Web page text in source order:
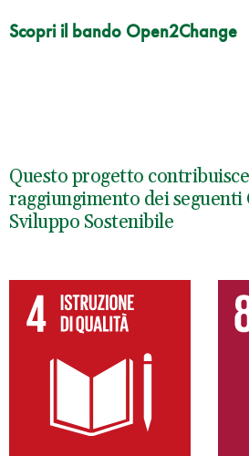
Scopri il bando Open2Change
Questo progetto
raggiungimento dei
Sviluppo Sostenibile